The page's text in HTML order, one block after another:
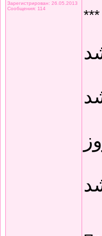
Зарегистрирован: 26.05.2013
Сообщения: 114
***